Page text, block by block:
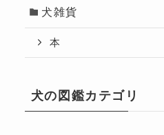
犬雑貨
本
犬の図鑑カテゴリ